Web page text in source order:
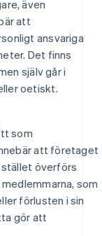
även
att
ansvariga
Det finns
själv går i
oetiskt.
som
att företaget
överförs
som
förlusten i sin
gör att